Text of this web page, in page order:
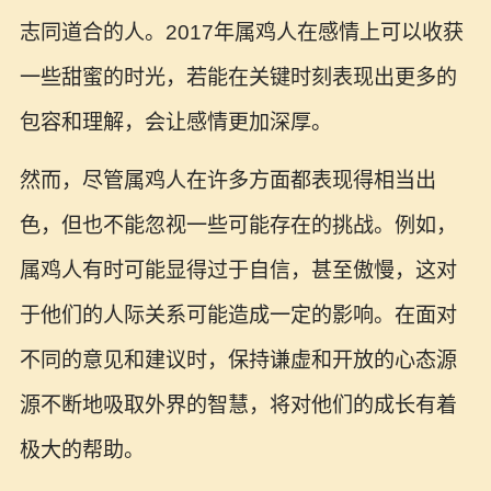
志同道合的人。2017年属鸡人在感情上可以收获
一些甜蜜的时光，若能在关键时刻表现出更多的
包容和理解，会让感情更加深厚。
然而，尽管属鸡人在许多方面都表现得相当出
色，但也不能忽视一些可能存在的挑战。例如，
属鸡人有时可能显得过于自信，甚至傲慢，这对
于他们的人际关系可能造成一定的影响。在面对
不同的意见和建议时，保持谦虚和开放的心态源
源不断地吸取外界的智慧，将对他们的成长有着
极大的帮助。